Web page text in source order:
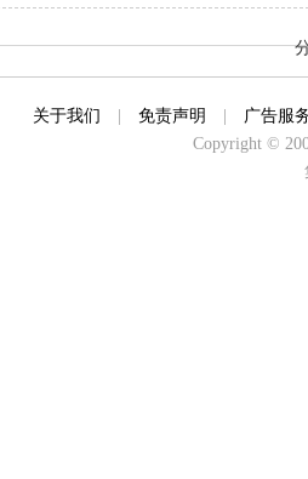
关于我们 免责声明
广告服
Copyright ©